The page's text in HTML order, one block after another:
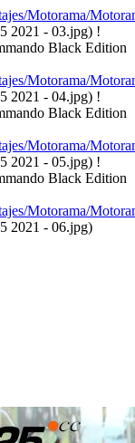
Motorama/
2021 - 03.jpg) !
Black Edition
Motorama/
2021 - 04.jpg) !
Black Edition
Motorama/
2021 - 05.jpg) !
Black Edition
Motorama/
2021 - 06.jpg)